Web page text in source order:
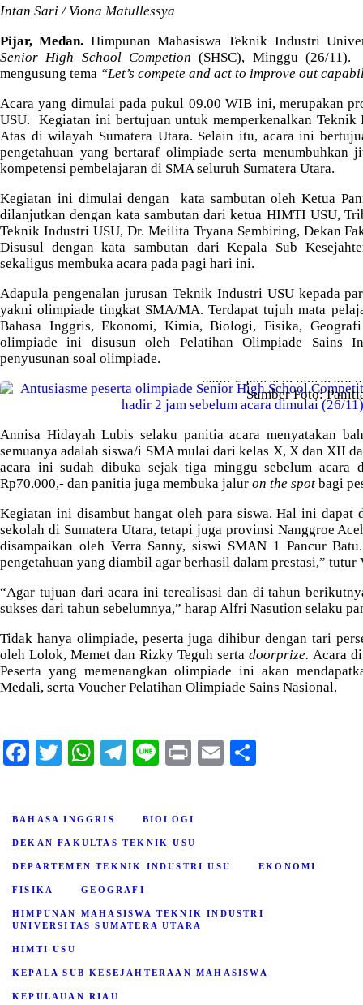
ok r
A
pp
a
m
Intan Sari / Viona Matullessya
Pijar, Medan. Himpunan Mahasiswa Teknik Industri
Senior High School Competion (SHSC), Minggu (26/
mengusung tema “Let’s compete and act to improve out
Acara yang dimulai pada pukul 09.00 WIB ini, merupakan
USU. Kegiatan ini bertujuan untuk memperkenalkan
Atas di wilayah Sumatera Utara. Selain itu, acara ini
pengetahuan yang bertaraf olimpiade serta menumbuhkan
kompetensi pembelajaran di SMA seluruh Sumatera Utara.
Kegiatan ini dimulai dengan kata sambutan oleh Ketua
dilanjutkan dengan kata sambutan dari ketua HIMTI USU,
Teknik Industri USU, Dr. Meilita Tryana Sembiring, Dekan
Disusul dengan kata sambutan dari Kepala Sub
sekaligus membuka acara pada pagi hari ini.
Adapula pengenalan jurusan Teknik Industri USU kepada
yakni olimpiade tingkat SMA/MA. Terdapat tujuh mata
Bahasa Inggris, Ekonomi, Kimia, Biologi, Fisika,
olimpiade ini disusun oleh Pelatihan Olimpiade Sains
penyusunan soal olimpiade.
Antusiasme peserta olimpiade Senior High School
hadir 2 jam sebelum acara
Sumber Foto:
Annisa Hidayah Lubis selaku panitia acara menyatakan
semuanya adalah siswa/i SMA mulai dari kelas X, X dan XII
acara ini sudah dibuka sejak tiga minggu sebelum acara
Rp70.000,- dan panitia juga membuka jalur on the spot bagi
Kegiatan ini disambut hangat oleh para siswa. Hal ini
sekolah di Sumatera Utara, tetapi juga provinsi Nanggroe
disampaikan oleh Verra Sanny, siswi SMAN 1 Pancur
pengetahuan yang diambil agar berhasil dalam prestasi,” tutur
“Agar tujuan dari acara ini terealisasi dan di tahun
sukses dari tahun sebelumnya,” harap Alfri Nasution selaku
Tidak hanya olimpiade, peserta juga dihibur dengan tari
oleh Lolok, Memet dan Rizky Teguh serta doorprize. Acara
Peserta yang memenangkan olimpiade ini akan
Medali, serta Voucher Pelatihan Olimpiade Sains Nasional.
Fa
ok
T
r
W
A
pp
Te
m
Li
Pr
E
BAHASA INGGRIS BIOLOGI
DEKAN FAKULTAS TEKNIK USU
DEPARTEMEN TEKNIK INDUSTRI USU EKONOMI
FISIKA GEOGRAFI
HIMPUNAN MAHASISWA TEKNIK INDUSTRI
UNIVERSITAS SUMATERA UTARA
HIMTI USU
KEPALA SUB KESEJAHTERAAN MAHASISWA
KEPULAUAN RIAU